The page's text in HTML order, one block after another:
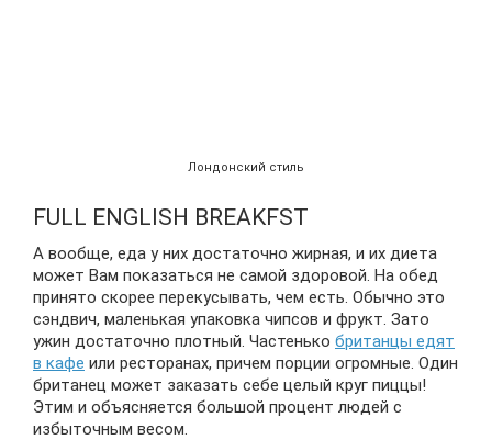
Лондонский стиль
FULL ENGLISH BREAKFST
А вообще, еда у них достаточно жирная, и их диета
может Вам показаться не самой здоровой. На обед
принято скорее перекусывать, чем есть. Обычно это
сэндвич, маленькая упаковка чипсов и фрукт. Зато
ужин достаточно плотный. Частенько британцы едят
в кафе или ресторанах, причем порции огромные. Один
британец может заказать себе целый круг пиццы!
Этим и объясняется большой процент людей с
избыточным весом.